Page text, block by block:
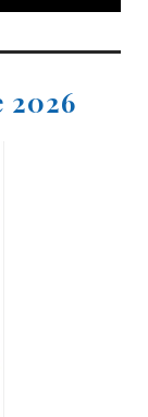
2026